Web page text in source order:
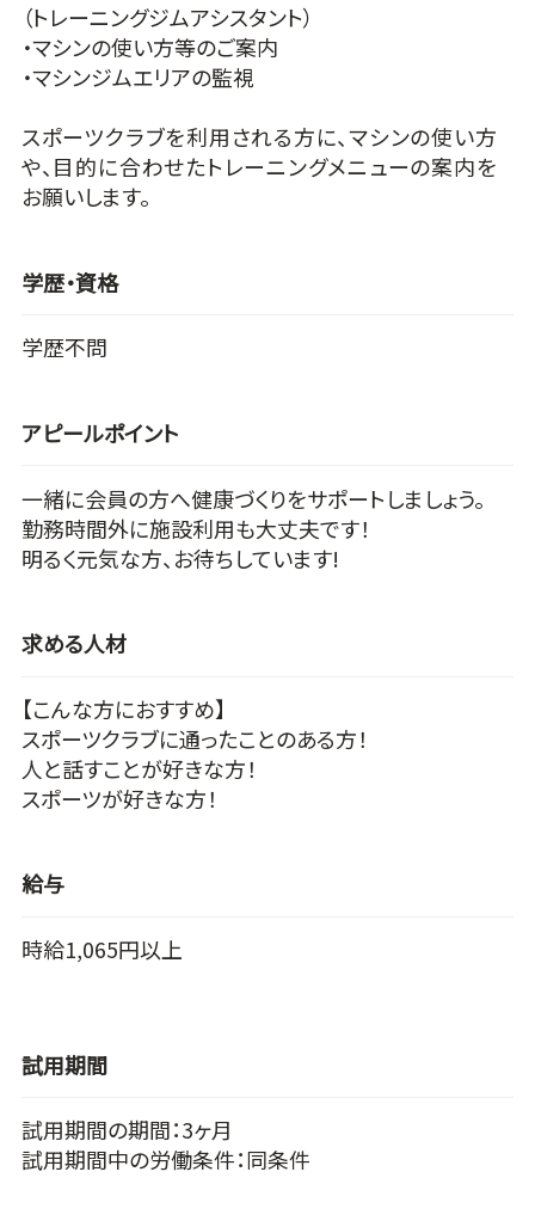
（トレーニングジムアシスタント）
・マシンの使い方等のご案内
・マシンジムエリアの監視
スポーツクラブを利用される方に、マシンの使い方
や、目的に合わせたトレーニングメニューの案内を
お願いします。
学歴・資格
学歴不問
アピールポイント
一緒に会員の方へ健康づくりをサポートしましょう。
勤務時間外に施設利用も大丈夫です！
明るく元気な方、お待ちしています!
求める人材
【こんな方におすすめ】
スポーツクラブに通ったことのある方！
人と話すことが好きな方！
スポーツが好きな方！
給与
時給1,065円以上
試用期間
試用期間の期間：3ヶ月
試用期間中の労働条件：同条件